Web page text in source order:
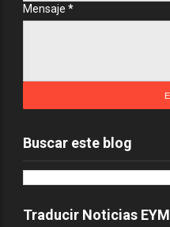
Mensaje *
Buscar este blog
Traducir Noticias EYM